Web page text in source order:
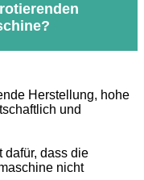
Herstellung, hohe
und
dafür, dass die
nicht